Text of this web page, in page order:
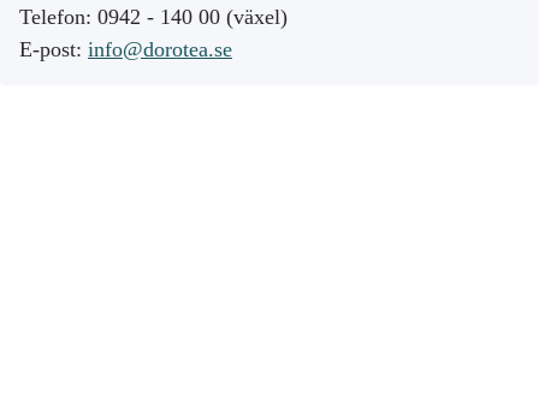
Telefon: 0942 - 140 00 (växel)
E-post: info@dorotea.se